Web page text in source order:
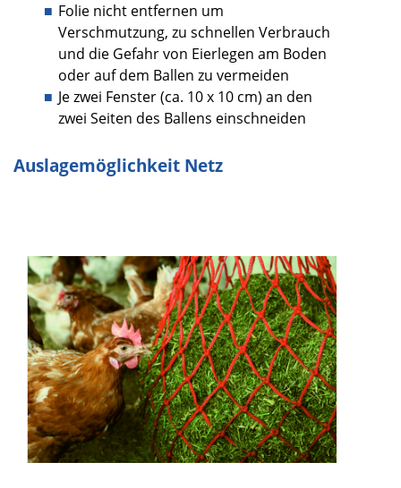
Folie nicht entfernen um
Verschmutzung, zu schnellen Verbrauch
und die Gefahr von Eierlegen am Boden
oder auf dem Ballen zu vermeiden
Je zwei Fenster (ca. 10 x 10 cm) an den
zwei Seiten des Ballens einschneiden
Auslagemöglichkeit Netz